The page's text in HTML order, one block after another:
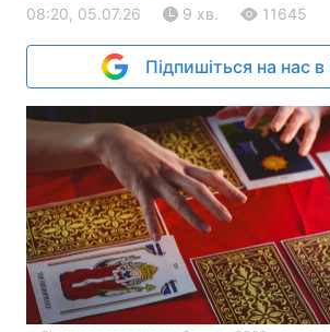
08:20, 05.07.26 9 хв. 11645
Підпишіться на нас